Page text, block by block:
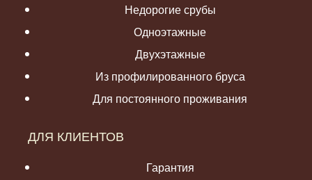
Недорогие срубы
Одноэтажные
Двухэтажные
Из профилированного бруса
Для постоянного проживания
ДЛЯ КЛИЕНТОВ
Гарантия